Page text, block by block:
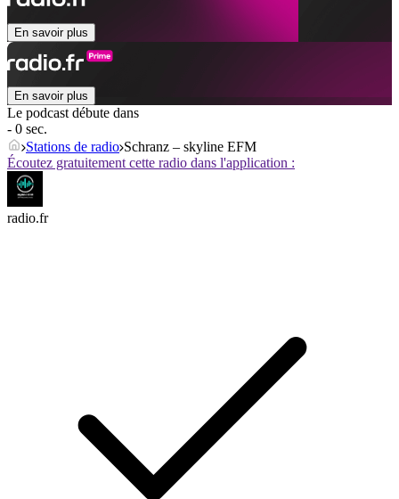
En savoir plus
En savoir plus
Le podcast débute dans
- 0 sec.
Stations de radio Schranz – skyline EFM
Écoutez gratuitement cette radio dans l'application :
radio.fr